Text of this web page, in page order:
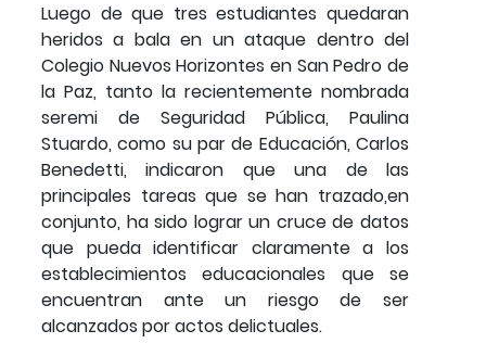
Luego de que tres estudiantes quedaran
heridos a bala en un ataque dentro del
Colegio Nuevos Horizontes en San Pedro de
la Paz, tanto la recientemente nombrada
seremi de Seguridad Pública, Paulina
Stuardo, como su par de Educación, Carlos
Benedetti, indicaron que una de las
principales tareas que se han trazado,en
conjunto, ha sido lograr un cruce de datos
que pueda identificar claramente a los
establecimientos educacionales que se
encuentran ante un riesgo de ser
alcanzados por actos delictuales.